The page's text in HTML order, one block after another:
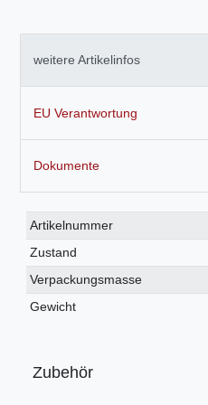
weitere Artikelinfos
EU Verantwortung
Dokumente
Technisches
Merkmal
Wert
Artikelnummer
Zustand
Verpackungsmasse
Gewicht
Zubehör